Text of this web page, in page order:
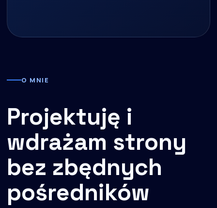
O MNIE
Projektuję i
wdrażam strony
bez zbędnych
pośredników